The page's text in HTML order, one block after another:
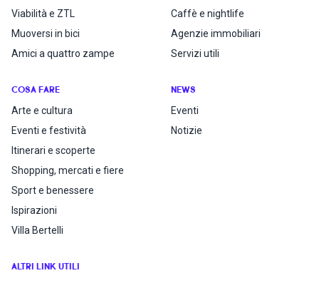
Viabilità e ZTL
Muoversi in bici
Amici a quattro zampe
Caffè e nightlife
Agenzie immobiliari
Servizi utili
COSA FARE
Arte e cultura
Eventi e festività
Itinerari e scoperte
Shopping, mercati e fiere
Sport e benessere
Ispirazioni
Villa Bertelli
NEWS
Eventi
Notizie
ALTRI LINK UTILI